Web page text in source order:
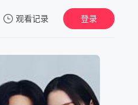
观看记录 登录